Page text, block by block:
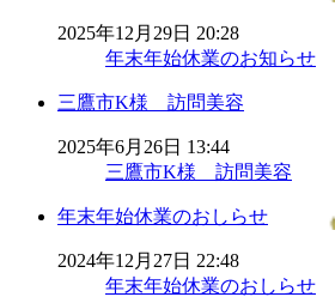
2025年12月29日 20:28
年末年始休業のお知らせ
三鷹市K様 訪問美容
2025年6月26日 13:44
三鷹市K様 訪問美容
年末年始休業のおしらせ
2024年12月27日 22:48
年末年始休業のおしらせ